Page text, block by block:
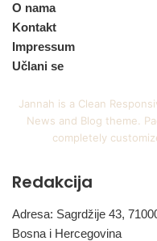
O nama
Kontakt
Impressum
Učlani se
Jannah is a Clean
News and Blog theme.
completely
Redakcija
Adresa: Sagrdžije 43,
Bosna i Hercegovina